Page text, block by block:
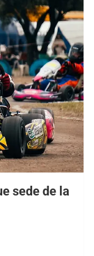
sede de la